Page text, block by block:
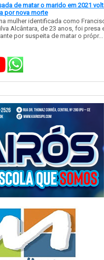
de matar o marido em 2021
por nova morte
mulher identificada como
Alcântara, de 23 anos, foi presa
por suspeita de matar o própr...